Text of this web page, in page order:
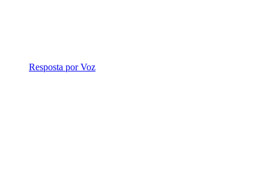
Resposta por Voz